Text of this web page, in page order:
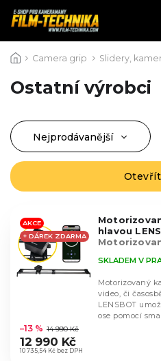
na
Camera grip Slidery,
Ostatní výrobci
Ř
a
z
e
p
o
d
Nejprodávanější
Nejlevnější
V
AKCE
+ DÁREK ZDARMA
hlavou
hodnocení
produktu
je
SKLADEM V
10 735,54 Kč bez DPH
–13 % 14 990 Kč
12 990 Kč
Motorizovaný
video, či
LENSBOT
ose pomocí